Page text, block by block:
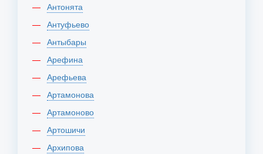
Антонята
Антуфьево
Антыбары
Арефина
Арефьева
Артамонова
Артамоново
Артошичи
Архипова